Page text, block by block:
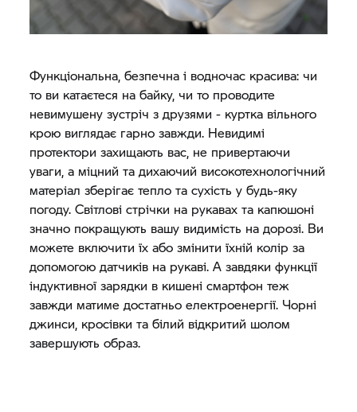
Функціональна, безпечна і водночас красива: чи
то ви катаєтеся на байку, чи то проводите
невимушену зустріч з друзями - куртка вільного
крою виглядає гарно завжди. Невидимі
протектори захищають вас, не привертаючи
уваги, а міцний та дихаючий високотехнологічний
матеріал зберігає тепло та сухість у будь-яку
погоду. Світлові стрічки на рукавах та капюшоні
значно покращують вашу видимість на дорозі. Ви
можете включити їх або змінити їхній колір за
допомогою датчиків на рукаві. А завдяки функції
індуктивної зарядки в кишені смартфон теж
завжди матиме достатньо електроенергії. Чорні
джинси, кросівки та білий відкритий шолом
завершують образ.